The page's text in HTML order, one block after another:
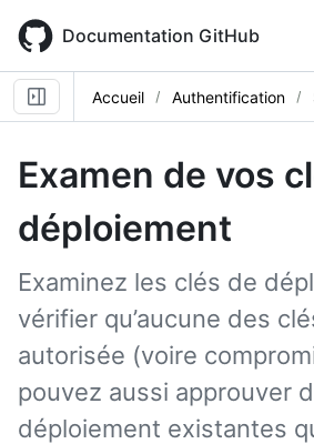
main
content
Documentation GitHub
Accueil Authentification
Examen de vos
déploiement
Examinez les clés de
vérifier qu’aucune des
autorisée (voire
pouvez aussi approuver
déploiement existantes